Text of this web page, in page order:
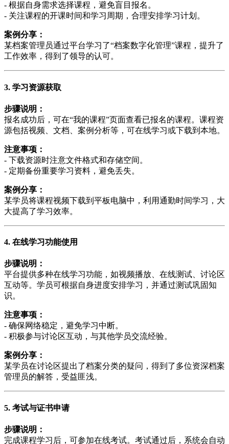
- 根据自身需求选择课程，避免盲目报名。
- 关注课程的开课时间和学习周期，合理安排学习计划。
案例分享：
某档案管理员通过平台学习了“档案数字化管理”课程，提升了
工作效率，得到了领导的认可。
3. 学习资源获取
步骤说明：
报名成功后，可在“我的课程”页面查看已报名的课程。课程资
源包括视频、文档、案例分析等，可在线学习或下载到本地。
注意事项：
- 下载资源时注意文件格式和存储空间。
- 定期备份重要学习资料，避免丢失。
案例分享：
某学员将课程视频下载到平板电脑中，利用通勤时间学习，大
大提高了学习效率。
4. 在线学习功能使用
步骤说明：
平台提供多种在线学习功能，如视频播放、在线测试、讨论区
互动等。学员可根据自身进度安排学习，并通过测试巩固知
识。
注意事项：
- 确保网络稳定，避免学习中断。
- 积极参与讨论区互动，与其他学员交流经验。
案例分享：
某学员在讨论区提出了档案分类的疑问，得到了多位资深档案
管理员的解答，受益匪浅。
5. 考试与证书申请
步骤说明：
完成课程学习后，可参加在线考试。考试通过后，系统会自动